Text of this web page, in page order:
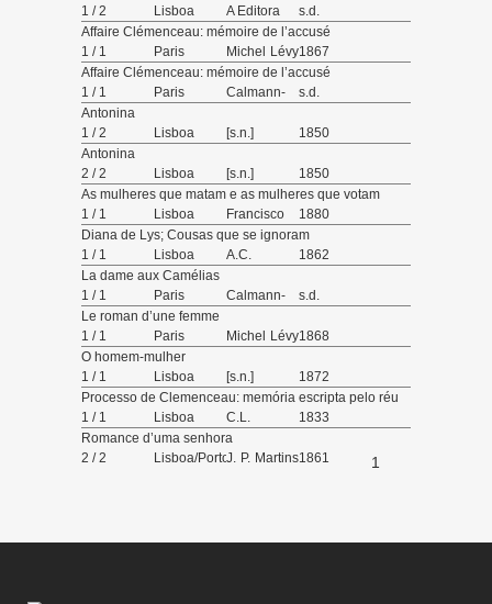
de David
Corazzi e
Justino
Guedes
editores
1 / 2
Lisboa A Editora
s.d.
Affaire Clémenceau: mémoire de l’accusé
1 / 1
Paris
Michel Lévy
Frères
1867
Affaire Clémenceau: mémoire de l’accusé
1 / 1
Paris
Calmann-
éditeur
s.d.
Antonina
1 / 2
Lisboa [s.n.]
1850
Antonina
2 / 2
Lisboa [s.n.]
1850
As mulheres que matam e as mulheres que votam
1 / 1
Lisboa
Francisco
Arthur da
Silva Editor
1880
Diana de Lys; Cousas que se ignoram
1 / 1
Lisboa A.C.
1862
La dame aux Camélias
1 / 1
Paris
Calmann-
éditeur
s.d.
Le roman d’une femme
1 / 1
Paris
Michel Lévy1868
O homem-mulher
1 / 1
Lisboa [s.n.]
1872
Processo de Clemenceau: memória escripta pelo réu
1 / 1
Lisboa C.L.
1833
Romance d’uma senhora
2 / 2
Lisboa/PortoJ. P. Martins1861 1